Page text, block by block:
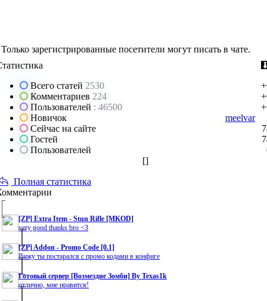
Только зарегистрированные посетители могут писать в чате.
Всего статей 2530
Комментариев 224
Пользователей : 46500
Новичок
meelvar
Сейчас на сайте
Гостей
Пользователей
[]
Полная статистика
[ZP] Extra Item - Stun Rifle [MKOD]
very good thanks bro <3
[ZP] Addon - Promo Code [0.1]
Вижу ты постарался с промо кодами в конфиге
Готовый сервер [Возмездие Зомби] By Texas1k
отлично, мне нравится!